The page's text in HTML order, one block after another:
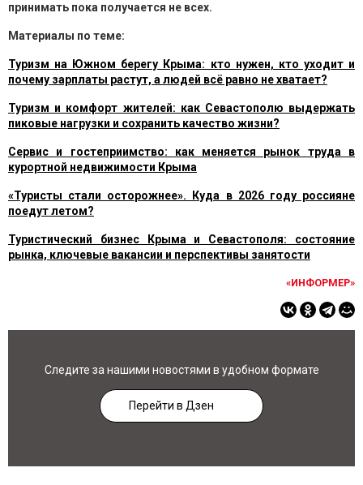
принимать пока получается не всех.
Материалы по теме:
Туризм на Южном берегу Крыма: кто нужен, кто уходит и
почему зарплаты растут, а людей всё равно не хватает?
Туризм и комфорт жителей: как Севастополю выдержать
пиковые нагрузки и сохранить качество жизни?
Сервис и гостеприимство: как меняется рынок труда в
курортной недвижимости Крыма
«Туристы стали осторожнее». Куда в 2026 году россияне
поедут летом?
Туристический бизнес Крыма и Севастополя: состояние
рынка, ключевые вакансии и перспективы занятости
«ИНФОРМЕР»
Следите за нашими новостями в удобном формате
Перейти в Дзен